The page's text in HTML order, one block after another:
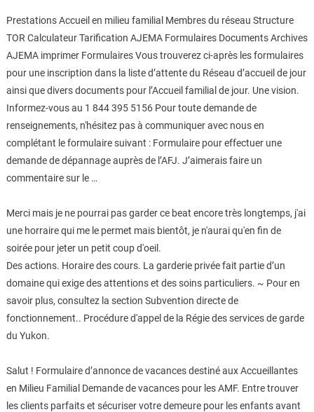
Prestations Accueil en milieu familial Membres du réseau Structure
TOR Calculateur Tarification AJEMA Formulaires Documents Archives
AJEMA imprimer Formulaires Vous trouverez ci-après les formulaires
pour une inscription dans la liste d’attente du Réseau d’accueil de jour
ainsi que divers documents pour l’Accueil familial de jour. Une vision.
Informez-vous au 1 844 395 5156 Pour toute demande de
renseignements, n'hésitez pas à communiquer avec nous en
complétant le formulaire suivant : Formulaire pour effectuer une
demande de dépannage auprès de l’AFJ. J’aimerais faire un
commentaire sur le …
Merci mais je ne pourrai pas garder ce beat encore très longtemps, j'ai
une horraire qui me le permet mais bientôt, je n'aurai qu'en fin de
soirée pour jeter un petit coup d'oeil.
Des actions. Horaire des cours. La garderie privée fait partie d’un
domaine qui exige des attentions et des soins particuliers. ~ Pour en
savoir plus, consultez la section Subvention directe de
fonctionnement.. Procédure d'appel de la Régie des services de garde
du Yukon.
Salut ! Formulaire d’annonce de vacances destiné aux Accueillantes
en Milieu Familial Demande de vacances pour les AMF. Entre trouver
les clients parfaits et sécuriser votre demeure pour les enfants avant